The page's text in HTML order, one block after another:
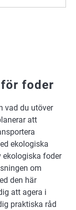
foder
vad du utöver
att
ekologiska
ekologiska foder
om
den här
att agera i
praktiska råd